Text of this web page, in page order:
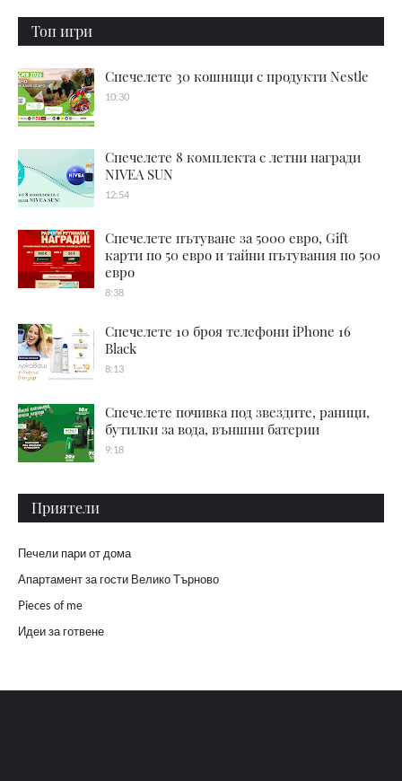
Топ игри
Спечелете 30 кошници с продукти Nestle
10:30
Спечелете 8 комплекта с летни награди
NIVEA SUN
12:54
Спечелете пътуване за 5000 евро, Gift
карти по 50 евро и тайни пътувания по 500
евро
8:38
Спечелете 10 броя телефони iPhone 16
Black
8:13
Спечелете почивка под звездите, раници,
бутилки за вода, външни батерии
9:18
Приятели
Печели пари от дома
Апартамент за гости Велико Търново
Pieces of me
Идеи за готвене